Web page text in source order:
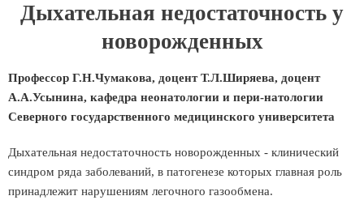
Дыхательная недостаточность у
новорожденных
Профессор Г.Н.Чумакова, доцент Т.Л.Ширяева, доцент
А.А.Усынина, кафедра неонатологии и пери-натологии
Северного государственного медицинского университета
Дыхательная недостаточность новорожденных - клинический
синдром ряда заболеваний, в патогенезе которых главная роль
принадлежит нарушениям легочного газообмена.